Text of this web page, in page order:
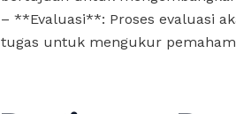
– **Evaluasi**: Proses evaluasi
tugas untuk mengukur